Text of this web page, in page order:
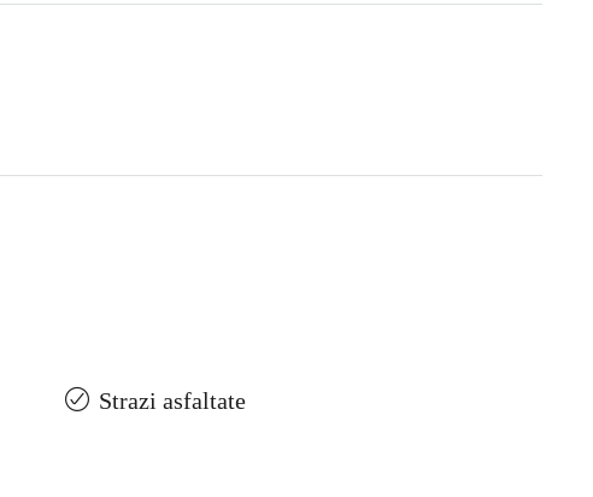
Strazi asfaltate